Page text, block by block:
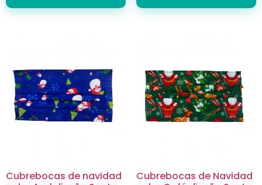
Cubrebocas de navidad
Cubrebocas de Navidad